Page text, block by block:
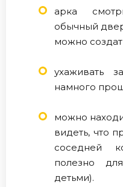
арка
обычный
можно
ухаживать
намного
можно
видеть, что
соседней
полезно
детьми).